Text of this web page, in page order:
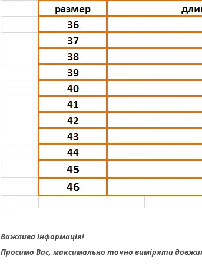
Важлива інформація!
Просимо Вас, максимально точно виміряти